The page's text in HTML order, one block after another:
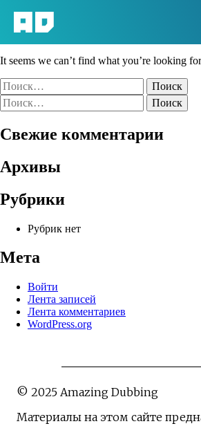
Nothing Found
It seems we can’t find what you’re looking
Найти:
Найти:
Свежие комментарии
Архивы
Рубрики
Рубрик нет
Мета
Войти
Лента записей
Лента комментариев
WordPress.org
© 2025 Amazing Dubbing
Материалы на этом сайте